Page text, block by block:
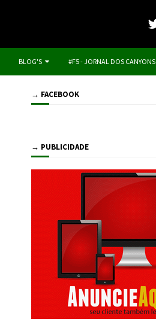
BLOG'S #F5 - JORNAL DOS CANYONS
→ FACEBOOK
→ PUBLICIDADE